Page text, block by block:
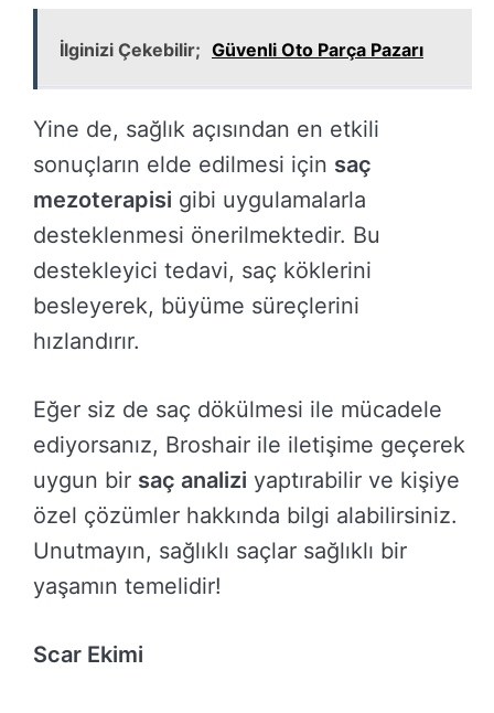
İlginizi Çekebilir; Güvenli Oto Parça Pazarı
Yine de, sağlık açısından en etkili
sonuçların elde edilmesi için saç
mezoterapisi gibi uygulamalarla
desteklenmesi önerilmektedir. Bu
destekleyici tedavi, saç köklerini
besleyerek, büyüme süreçlerini
hızlandırır.
Eğer siz de saç dökülmesi ile mücadele
ediyorsanız, Broshair ile iletişime geçerek
uygun bir saç analizi yaptırabilir ve kişiye
özel çözümler hakkında bilgi alabilirsiniz.
Unutmayın, sağlıklı saçlar sağlıklı bir
yaşamın temelidir!
Scar Ekimi